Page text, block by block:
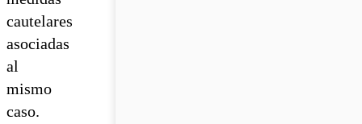
cautelares
asociadas
al
mismo
caso.